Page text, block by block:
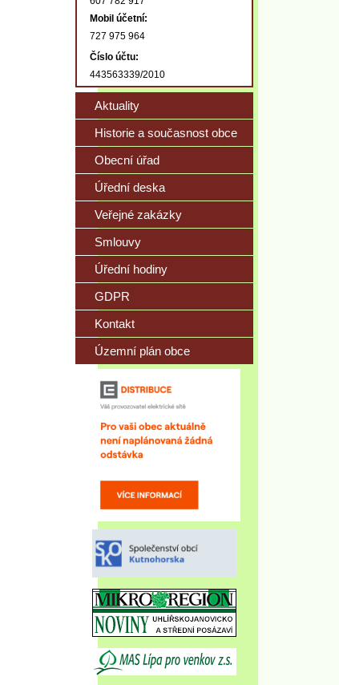
Mobil účetní:
727 975 964
Číslo účtu:
443563339/2010
Aktuality
Historie a současnost obce
Obecní úřad
Úřední deska
Veřejné zakázky
Smlouvy
Úřední hodiny
GDPR
Kontakt
Územní plán obce